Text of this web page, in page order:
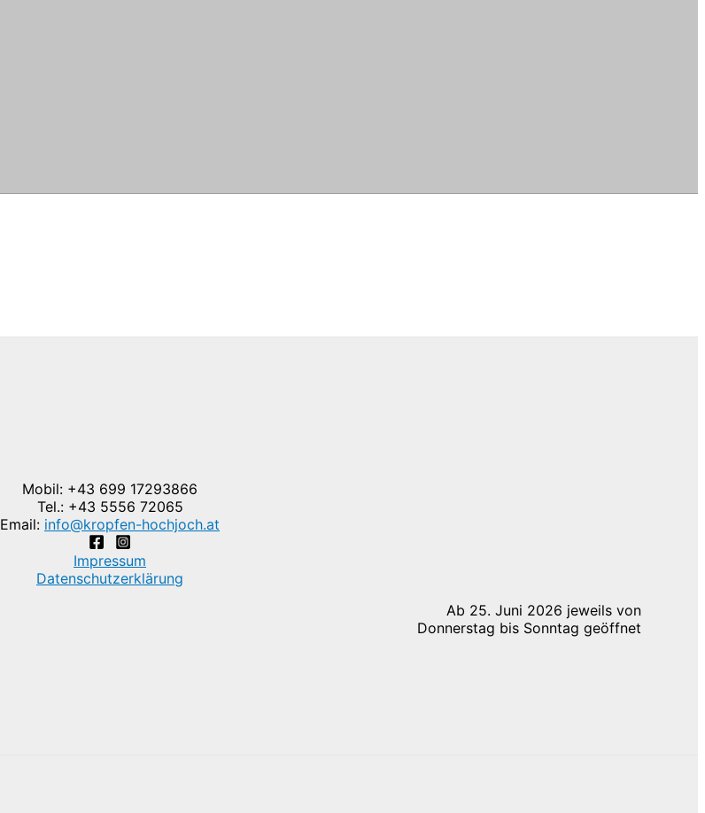
Mobil: +43 699 17293866
Tel.: +43 5556 72065
Email: info@kropfen-hochjoch.at
Impressum
Datenschutzerklärung
Ab 25. Juni 2026 jeweils von
Donnerstag bis Sonntag geöffnet